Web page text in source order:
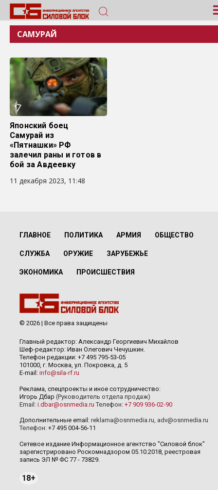
САМУРАЙ
Японский боец
Самурай из
«Пятнашки» РФ
залечил раны и готов в
бой за Авдеевку
11 декабря 2023, 11:48
ГЛАВНОЕ ПОЛИТИКА АРМИЯ ОБЩЕСТВО
СЛУЖБА ОРУЖИЕ ЗАРУБЕЖЬЕ
ЭКОНОМИКА ПРОИСШЕСТВИЯ
© 2026 | Все права защищены
Главный редактор: Александр Георгиевич Михайлов
Шеф-редактор: Иван Олегович Чечушкин.
Телефон редакции: +7 495 795-53-05
101000, г. Москва, ул. Покровка, д. 5
E-mail: info@sila-rf.ru
Реклама, спецпроекты и иное сотрудничество:
Игорь Дбар (Руководитель отдела продаж)
Email: i.dbar@osnmedia.ru Телефон: +7 909 936-02-90
Дополнительные email: reklama@osnmedia.ru, adv@osnmedia.ru
Телефон: +7 495 004-56-11
Сетевое издание Информационное агентство "Силовой блок"
зарегистрировано Роскомнадзором 05.10.2018, реестровая
запись ЭЛ № ФС 77 - 73829.
18+